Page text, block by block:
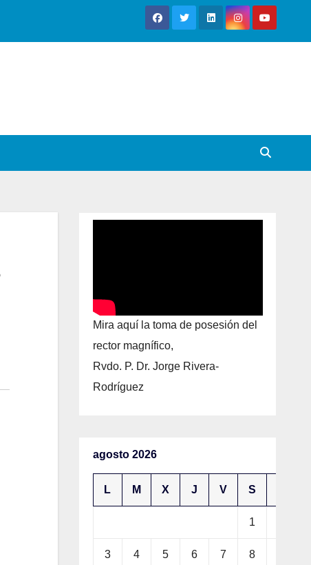
Mira aquí la toma de posesión del
rector magnífico,
Rvdo. P. Dr. Jorge Rivera-
Rodríguez
agosto 2026
L M X J V S
1
3 4 5 6 7 8